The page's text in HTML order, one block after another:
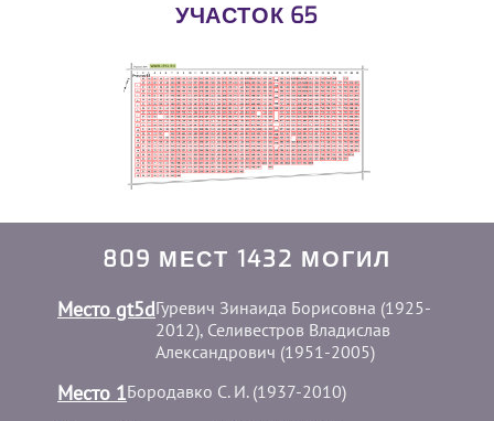
УЧАСТОК 65
809 МЕСТ 1432 МОГИЛ
Место gt5dГуревич Зинаида Борисовна (1925-
2012), Селивестров Владислав
Александрович (1951-2005)
Место 1Бородавко С. И. (1937-2010)